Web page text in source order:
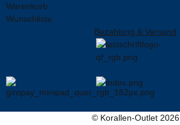
Warenkorb
Wunschliste
Bezahlung & Versand
© Korallen-Outlet 2026